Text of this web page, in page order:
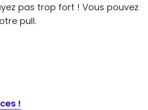
pas trop fort ! Vous pouvez
pull.
!